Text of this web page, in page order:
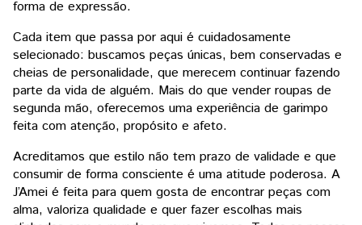
forma de expressão.
Cada item que passa por aqui é cuidadosamente
selecionado: buscamos peças únicas, bem conservadas e
cheias de personalidade, que merecem continuar fazendo
parte da vida de alguém. Mais do que vender roupas de
segunda mão, oferecemos uma experiência de garimpo
feita com atenção, propósito e afeto.
Acreditamos que estilo não tem prazo de validade e que
consumir de forma consciente é uma atitude poderosa. A
J’Amei é feita para quem gosta de encontrar peças com
alma, valoriza qualidade e quer fazer escolhas mais